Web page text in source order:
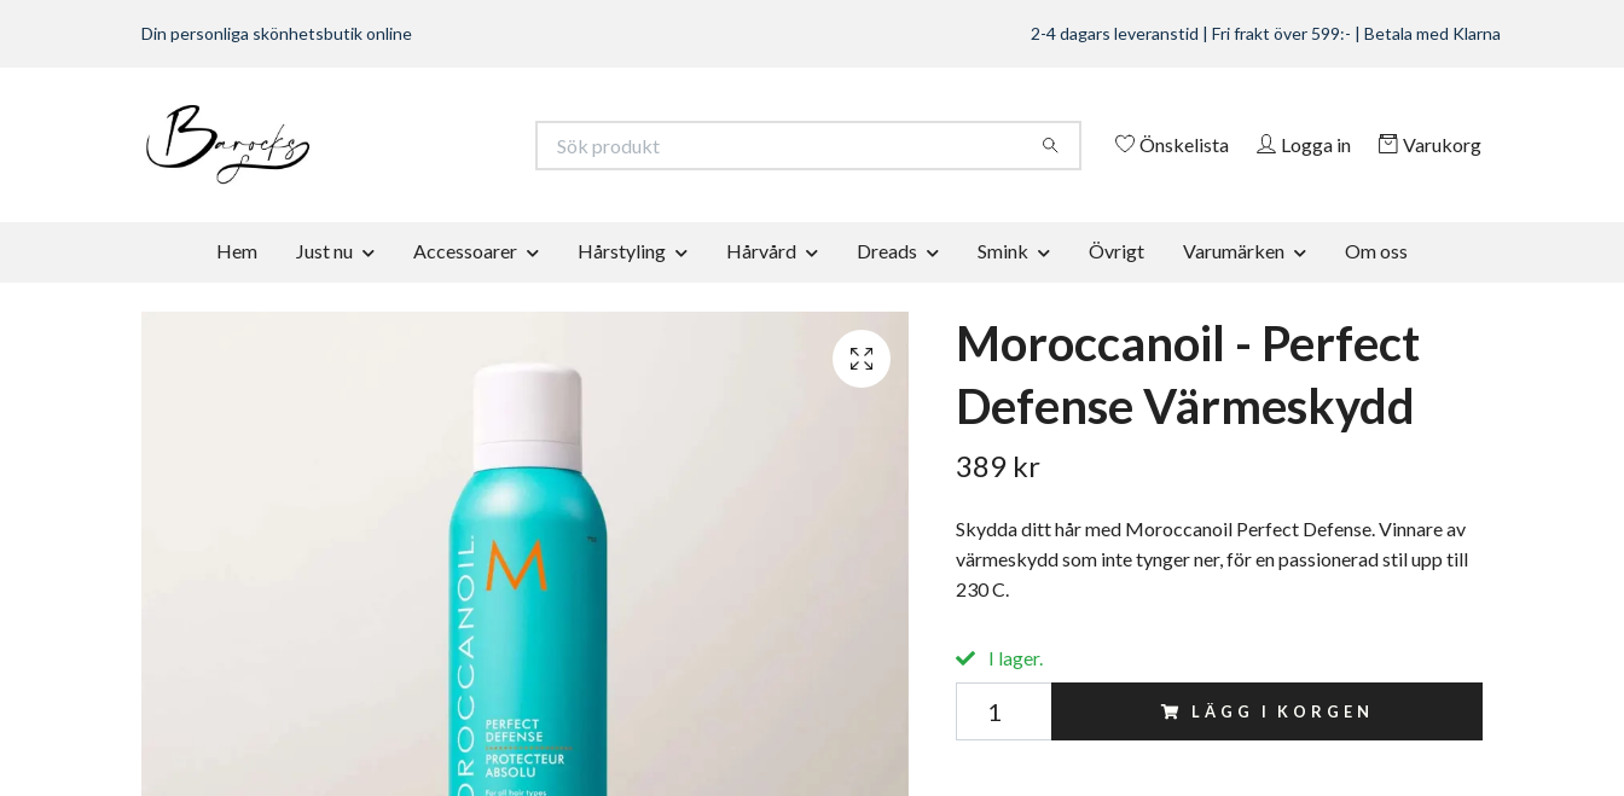
Din personliga skönhetsbutik online 2-4 dagars leveranstid | Fri frakt över 599:- | Betala med Klarna
Önskelista Logga in Varukorg
Hem Just nu Accessoarer Hårstyling Hårvård Dreads Smink Övrigt Varumärken Om oss
Moroccanoil - Perfect
Defense Värmeskydd
389 kr
Skydda ditt hår med Moroccanoil Perfect Defense. Vinnare av
värmeskydd som inte tynger ner, för en passionerad stil upp till
230 C.
I lager.
LÄGG I KORGEN